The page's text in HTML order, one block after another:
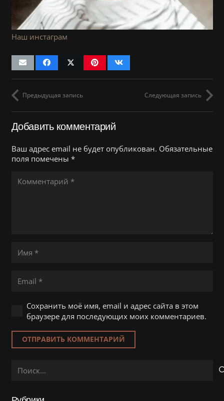
Наш инстаграм
Предыдущая запись Следующая запись
Добавить комментарий
Ваш адрес email не будет опубликован. Обязательные
поля помечены *
Сохранить моё имя, email и адрес сайта в этом
браузере для последующих моих комментариев.
ОТПРАВИТЬ КОММЕНТАРИЙ